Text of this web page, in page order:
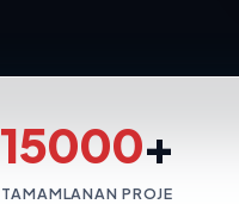
15000+
TAMAMLANAN PROJE